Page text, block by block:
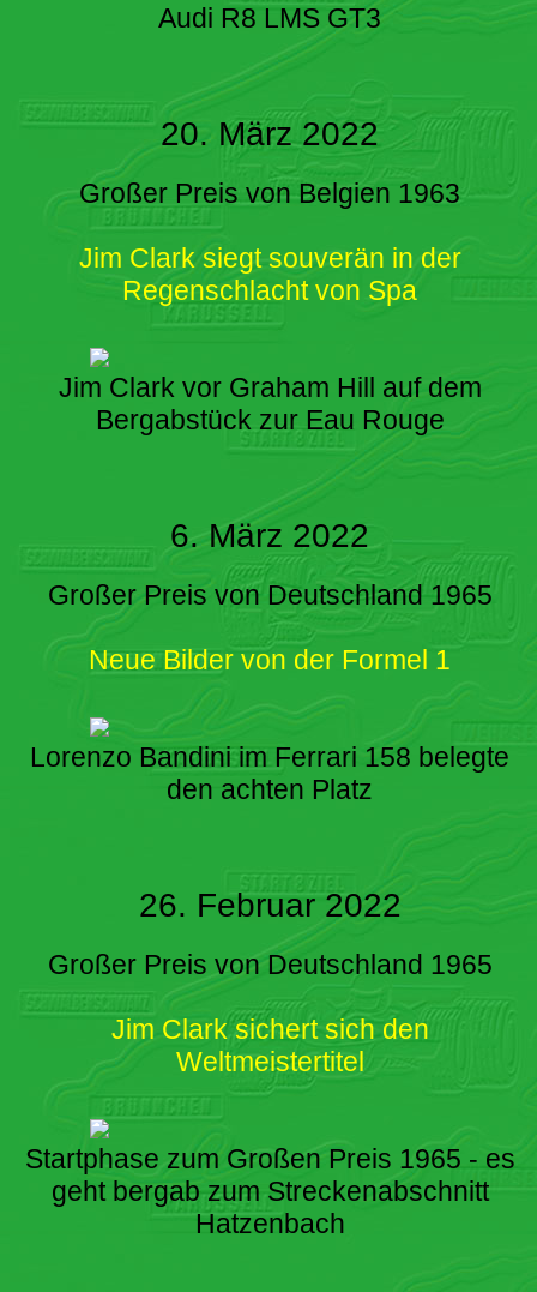
Audi R8 LMS GT3
20. März 2022
Großer Preis von Belgien 1963
Jim Clark siegt souverän in der
Regenschlacht von Spa
Jim Clark vor Graham Hill auf dem
Bergabstück zur Eau Rouge
6. März 2022
Großer Preis von Deutschland 1965
Neue Bilder von der Formel 1
Lorenzo Bandini im Ferrari 158 belegte
den achten Platz
26. Februar 2022
Großer Preis von Deutschland 1965
Jim Clark sichert sich den
Weltmeistertitel
Startphase zum Großen Preis 1965 - es
geht bergab zum Streckenabschnitt
Hatzenbach